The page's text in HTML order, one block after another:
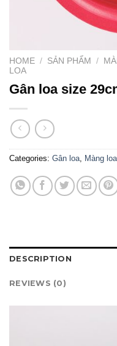
HOME / SẢN PHẨM /
LOA
Gân loa size
Categories: Gân loa Màng
DESCRIPTION
REVIEWS (0)